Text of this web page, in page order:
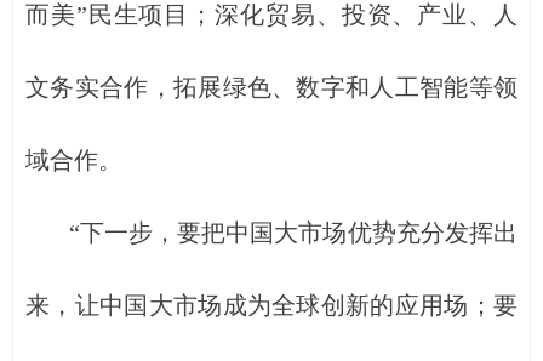
而美”民生项目；深化贸易、投资、产业、人
文务实合作，拓展绿色、数字和人工智能等领
域合作。
“下一步，要把中国大市场优势充分发挥出
来，让中国大市场成为全球创新的应用场；要